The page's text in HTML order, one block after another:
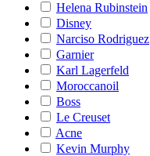
Helena Rubinstein
Disney
Narciso Rodriguez
Garnier
Karl Lagerfeld
Moroccanoil
Boss
Le Creuset
Acne
Kevin Murphy